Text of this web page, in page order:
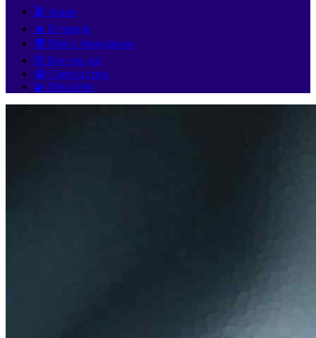
🎬 Экран
🔥 В тренде
🌍 Мир с чемоданом
🤯 Вот это да!
😂 Смех и грех
🧩 Обо всём